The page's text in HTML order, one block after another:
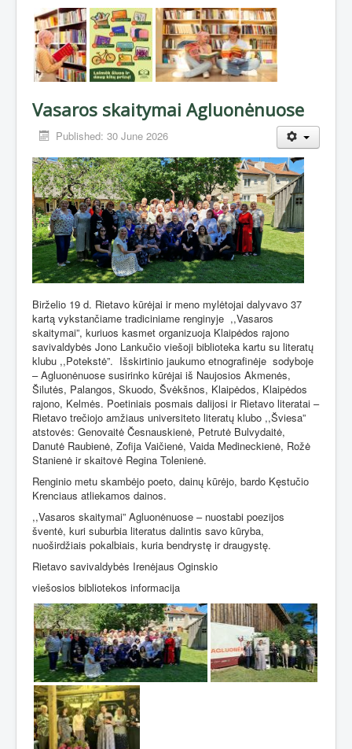
Vasaros skaitymai Agluonėnuose
Published: 30 June 2026
Birželio 19 d. Rietavo kūrėjai ir meno mylėtojai dalyvavo 37
kartą vykstančiame tradiciniame renginyje ,,Vasaros
skaitymai”, kuriuos kasmet organizuoja Klaipėdos rajono
savivaldybės Jono Lankučio viešoji biblioteka kartu su literatų
klubu ,,Potekstė”. Išskirtinio jaukumo etnografinėje sodyboje
– Agluonėnuose susirinko kūrėjai iš Naujosios Akmenės,
Šilutės, Palangos, Skuodo, Švėkšnos, Klaipėdos, Klaipėdos
rajono, Kelmės. Poetiniais posmais dalijosi ir Rietavo literatai –
Rietavo trečiojo amžiaus universiteto literatų klubo ,,Šviesa”
atstovės: Genovaitė Česnauskienė, Petrutė Bulvydaitė,
Danutė Raubienė, Zofija Vaičienė, Vaida Medineckienė, Rožė
Stanienė ir skaitovė Regina Tolenienė.
Renginio metu skambėjo poeto, dainų kūrėjo, bardo Kęstučio
Krenciaus atliekamos dainos.
,,Vasaros skaitymai” Agluonėnuose – nuostabi poezijos
šventė, kuri suburbia literatus dalintis savo kūryba,
nuoširdžiais pokalbiais, kuria bendrystę ir draugystę.
Rietavo savivaldybės Irenėjaus Oginskio
viešosios bibliotekos informacija